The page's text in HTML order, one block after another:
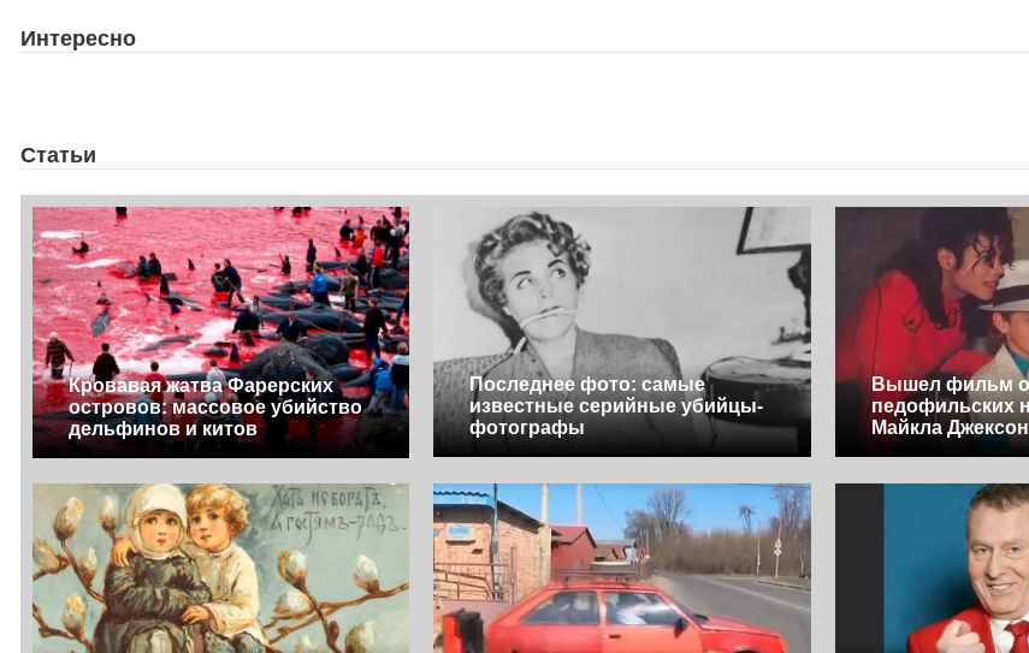
Интересно
Статьи
Кровавая жатва Фарерских
островов: массовое убийство
дельфинов и китов
Последнее фото: самые
известные серийные убийцы-
фотографы
Вышел фильм о
педофильских
Майкла